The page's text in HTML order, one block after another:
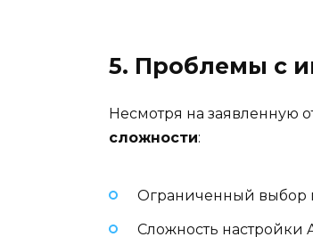
5. Проблемы с
Несмотря на заявленную
сложности:
Ограниченный выбор
Сложность настройки